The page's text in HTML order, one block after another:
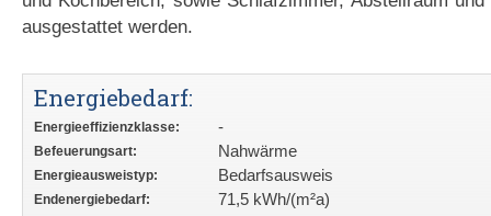
ausgestattet werden.
Energiebedarf:
Energieeffizienzklasse: -
Befeuerungsart: Nahwärme
Energieausweistyp: Bedarfsausweis
Endenergiebedarf: 71,5 kWh/(m²a)